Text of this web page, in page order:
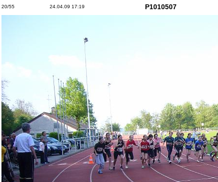
20/55 24.04.09 17:19 P1010507